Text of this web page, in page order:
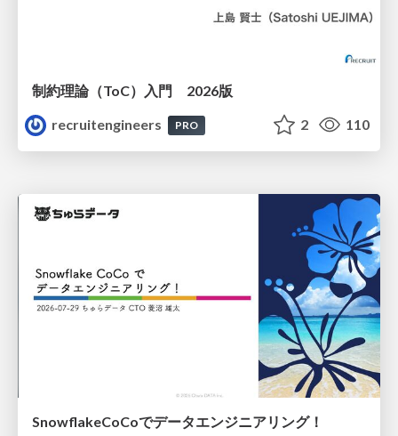
制約理論（ToC）入門 2026版
recruitengineers
PRO 2 110
SnowflakeCoCoでデータエンジニアリング！